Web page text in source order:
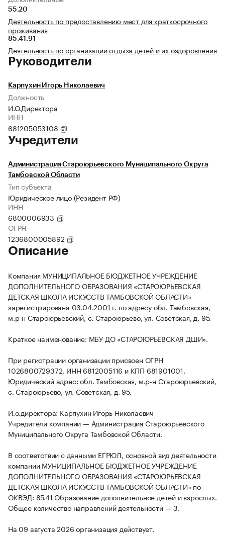
55.20
Деятельность по предоставлению мест для краткосрочного
проживания
85.41.91
Деятельность по организации отдыха детей и их оздоровления
Руководители
Карпухин Игорь Николаевич
Должность
И.О.Директора
ИНН
681205053108
Учредители
Администрация Староюрьевского Муниципального Округа
Тамбовской Области
Тип субъекта
Юридическое лицо (Резидент РФ)
ИНН
6800006933
ОГРН
1236800005892
Описание
Компания МУНИЦИПАЛЬНОЕ БЮДЖЕТНОЕ УЧРЕЖДЕНИЕ
ДОПОЛНИТЕЛЬНОГО ОБРАЗОВАНИЯ «СТАРОЮРЬЕВСКАЯ
ДЕТСКАЯ ШКОЛА ИСКУССТВ ТАМБОВСКОЙ ОБЛАСТИ»
зарегистрирована 03.04.2001 г. по адресу обл. Тамбовская,
м.р-н Староюрьевский, с. Староюрьево, ул. Советская, д. 95.
Краткое наименование: МБУ ДО «СТАРОЮРЬЕВСКАЯ ДШИ».
При регистрации организации присвоен ОГРН
1026800729372, ИНН 6812005116 и КПП 681901001.
Юридический адрес: обл. Тамбовская, м.р-н Староюрьевский,
с. Староюрьево, ул. Советская, д. 95.
И.о.директора: Карпухин Игорь Николаевич
Учредители компании — Администрация Староюрьевского
Муниципального Округа Тамбовской Области.
В соответствии с данными ЕГРЮЛ, основной вид деятельности
компании МУНИЦИПАЛЬНОЕ БЮДЖЕТНОЕ УЧРЕЖДЕНИЕ
ДОПОЛНИТЕЛЬНОГО ОБРАЗОВАНИЯ «СТАРОЮРЬЕВСКАЯ
ДЕТСКАЯ ШКОЛА ИСКУССТВ ТАМБОВСКОЙ ОБЛАСТИ» по
ОКВЭД: 85.41 Образование дополнительное детей и взрослых.
Общее количество направлений деятельности — 3.
На 09 августа 2026 организация действует.